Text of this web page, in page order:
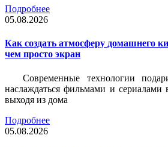
Подробнее
05.08.2026
Как создать атмосферу домашнего
чем просто экран
Современные технологии
наслаждаться фильмами и сериалами
выходя из дома
Подробнее
05.08.2026